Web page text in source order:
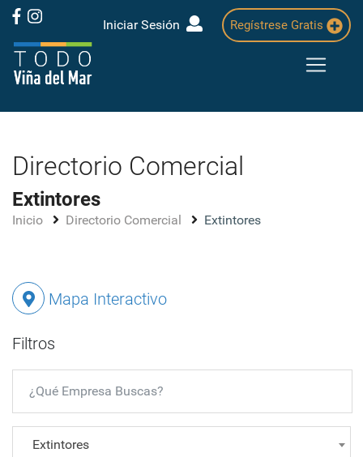
Iniciar Sesión Regístrese Gratis
Directorio Comercial
Extintores
Inicio Directorio Comercial Extintores
Mapa Interactivo
Filtros
Extintores